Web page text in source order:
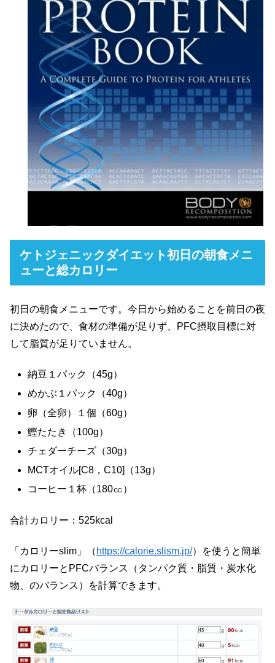
ケトジェニックダイエット初日の朝食メニ
ューと総カロリー
初日の朝食メニューです。今日から始めることを前日の夜
に決めたので、食材の準備が足りず、PFC摂取目標に対
して脂質が足りていません。
納豆１パック（45g）
めかぶ１パック（40g）
卵（全卵）１個（60g）
鰹たたき（100g）
チェダーチーズ（30g）
MCTオイル[C8，C10]（13g）
コーヒー１杯（180㏄）
合計カロリー：525kcal
「カロリーslim」（ https://calorie.slism.jp/）を使うと簡単
にカロリーとPFCバランス（タンパク質・脂質・炭水化
物、のバランス）を計算できます。